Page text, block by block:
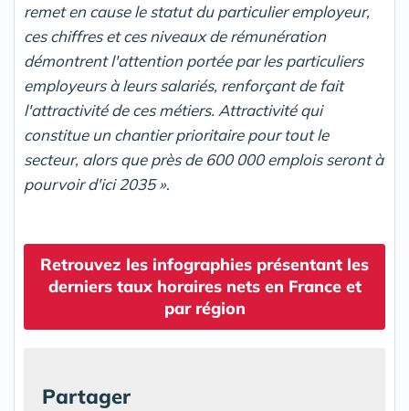
remet en cause le statut du particulier employeur,
ces chiffres et ces niveaux de rémunération
démontrent l'attention portée par les particuliers
employeurs à leurs salariés, renforçant de fait
l'attractivité de ces métiers. Attractivité qui
constitue un chantier prioritaire pour tout le
secteur, alors que près de 600 000 emplois seront à
pourvoir d'ici 2035 ».
Retrouvez les infographies présentant les
derniers taux horaires nets en France et
par région
Partager